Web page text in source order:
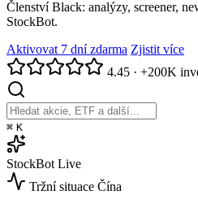
Členství Black: analýzy, screener,
StockBot.
Aktivovat 7 dní zdarma Zjistit více
4.45 · +200K
⌘ K
StockBot Live
Tržní situace Čína